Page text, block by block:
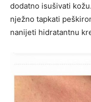
dodatno isušivati
nježno tapkati
nanijeti hidratantnu